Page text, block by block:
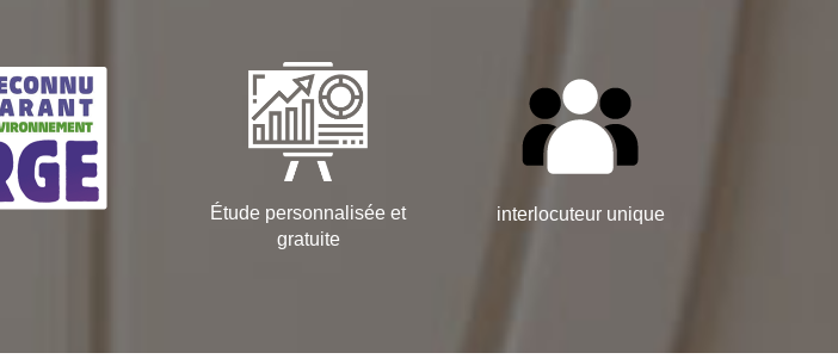
Étude personnalisée et
gratuite
interlocuteur unique